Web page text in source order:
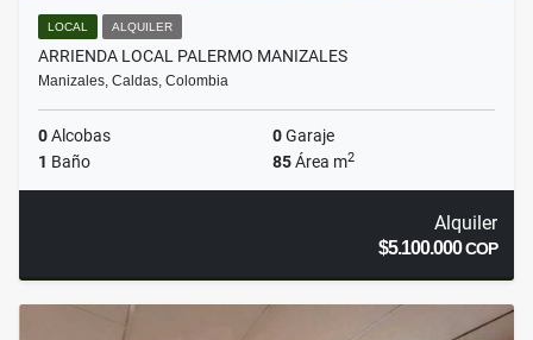
LOCAL ALQUILER
ARRIENDA LOCAL PALERMO MANIZALES
Manizales, Caldas, Colombia
0Alcobas 0Garaje
1 Baño 85Área m2
Alquiler
$5.100.000COP